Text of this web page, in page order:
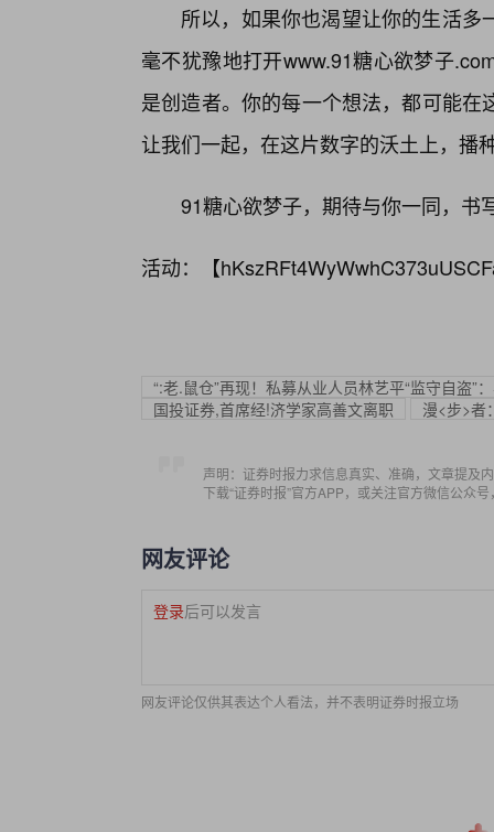
所以，如果你也渴望让你的生活
毫不犹豫地打开www.91糖心欲梦子
是创造者。你的每一个想法，都可能
让我们一起，在这片数字的沃土上，播
91糖心欲梦子，期待与你一同，书
活动：【
“:老.鼠仓”再现！私募从业人员林艺平“监守自盗
国投证券,首席经!济学家高善文离职
漫<步>者
声明：证券时报力求信息真实、准确，文章提及
下载“证券时报”官方APP，或关注官方微信公众
网友评论
登录后可以发言
网友评论仅供其表达个人看法，并不表明证券时报立场